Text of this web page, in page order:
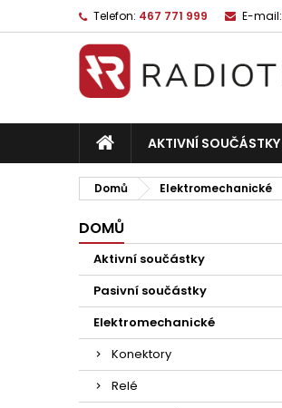
Telefon: 467 771 999 E-mail:
AKTIVNÍ SOUČÁSTKY
Domů Elektromechanické
DOMŮ
Aktivní součástky
Pasivní součástky
Elektromechanické
Konektory
Relé